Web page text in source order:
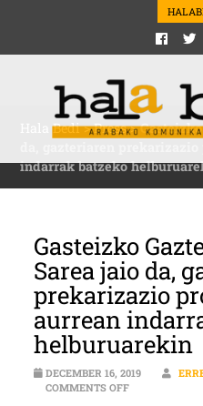
Hala Bedi>Press>
indarrak batzeko
Gasteizko
Sarea jaio da,
prekarizazio
aurrean
helburuarekin
DECEMBER 16, 2019
COMMENTS OFFON